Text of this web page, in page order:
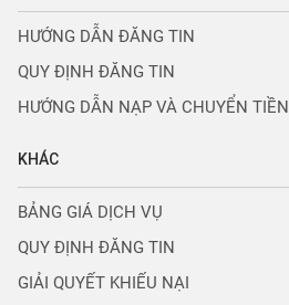
HƯỚNG DẪN ĐĂNG TIN
QUY ĐỊNH ĐĂNG TIN
HƯỚNG DẪN NẠP VÀ CHUYỂN TIỀN
KHÁC
BẢNG GIÁ DỊCH VỤ
QUY ĐỊNH ĐĂNG TIN
GIẢI QUYẾT KHIẾU NẠI